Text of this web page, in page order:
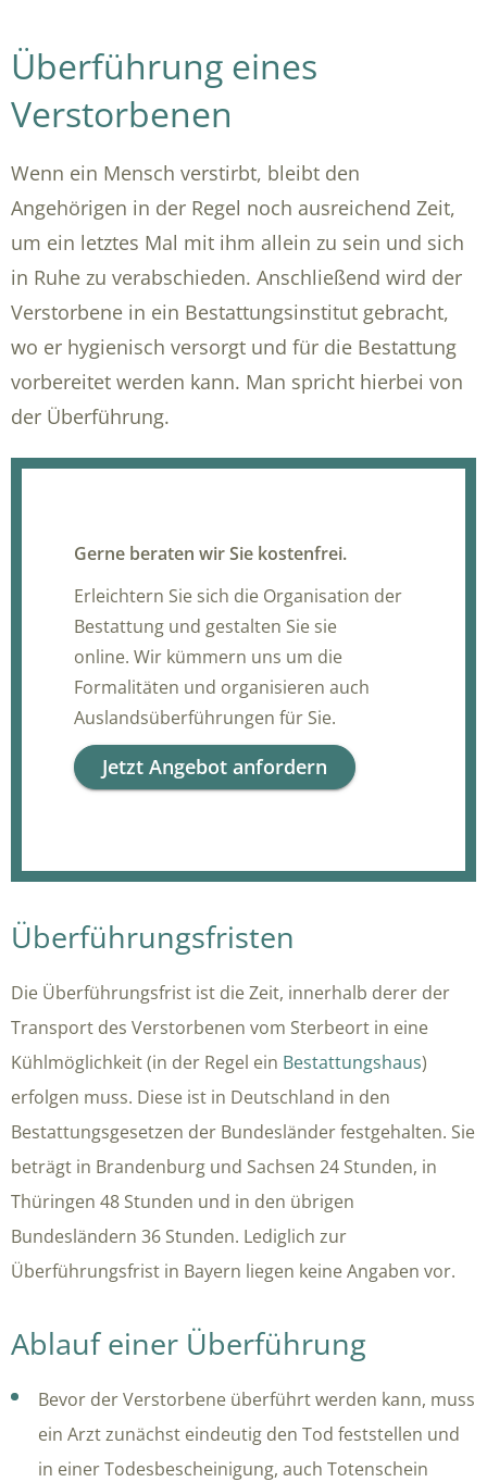
Überführung eines
Verstorbenen
Wenn ein Mensch verstirbt, bleibt den
Angehörigen in der Regel noch ausreichend Zeit,
um ein letztes Mal mit ihm allein zu sein und sich
in Ruhe zu verabschieden. Anschließend wird der
Verstorbene in ein Bestattungsinstitut gebracht,
wo er hygienisch versorgt und für die Bestattung
vorbereitet werden kann. Man spricht hierbei von
der Überführung.
Gerne beraten wir Sie kostenfrei.
Erleichtern Sie sich die Organisation der
Bestattung und gestalten Sie sie
online. Wir kümmern uns um die
Formalitäten und organisieren auch
Auslandsüberführungen für Sie.
Jetzt Angebot anfordern
Überführungsfristen
Die Überführungsfrist ist die Zeit, innerhalb derer der
Transport des Verstorbenen vom Sterbeort in eine
Kühlmöglichkeit (in der Regel ein Bestattungshaus)
erfolgen muss. Diese ist in Deutschland in den
Bestattungsgesetzen der Bundesländer festgehalten. Sie
beträgt in Brandenburg und Sachsen 24 Stunden, in
Thüringen 48 Stunden und in den übrigen
Bundesländern 36 Stunden. Lediglich zur
Überführungsfrist in Bayern liegen keine Angaben vor.
Ablauf einer Überführung
Bevor der Verstorbene überführt werden kann, muss
ein Arzt zunächst eindeutig den Tod feststellen und
in einer Todesbescheinigung, auch Totenschein